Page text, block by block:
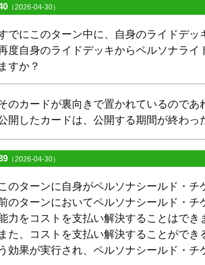
（2026-04-30）
でにこのターン中に、自身のライドデッ
度自身のライドデッキからペルソナラ
ますか？
のカードが裏向きで置かれているのであ
開したカードは、公開する期間が終わっ
（2026-04-30）
のターンに自身がペルソナシールド・チ
のターンにおいてペルソナシールド・
力をコストを支払い解決することはでき
また、コストを支払い解決することがで
う効果が実行され、ペルソナシールド・